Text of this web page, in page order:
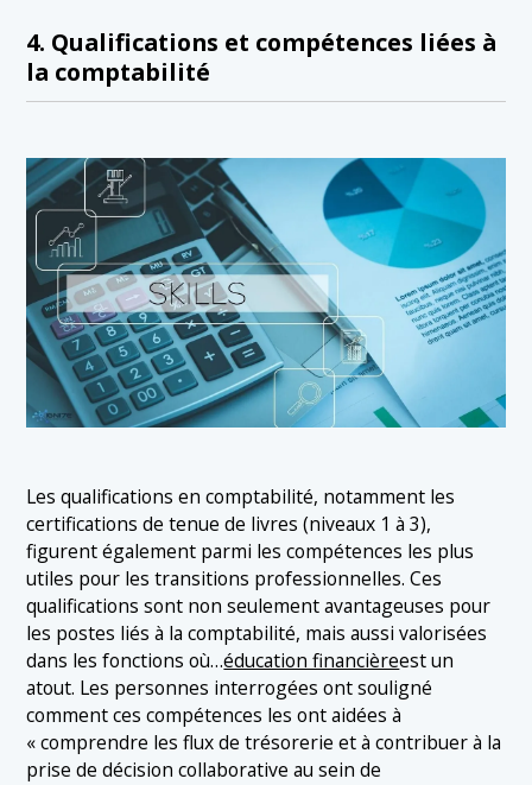
4. Qualifications et compétences liées à
la comptabilité
Les qualifications en comptabilité, notamment les
certifications de tenue de livres (niveaux 1 à 3),
figurent également parmi les compétences les plus
utiles pour les transitions professionnelles. Ces
qualifications sont non seulement avantageuses pour
les postes liés à la comptabilité, mais aussi valorisées
dans les fonctions où…éducation financièreest un
atout. Les personnes interrogées ont souligné
comment ces compétences les ont aidées à
« comprendre les flux de trésorerie et à contribuer à la
prise de décision collaborative au sein de